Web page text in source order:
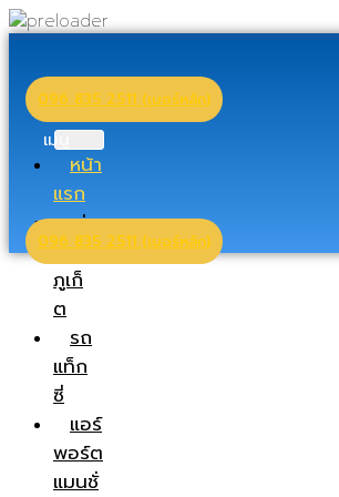
096 835 2511 (เบอร์หลัก)
เมนู
หน้า
แรก
เช่า
รถ
ภูเก็
ต
รถ
แท็ก
ซี่
แอร์
พอร์ต
แมนชั่
096 835 2511 (เบอร์หลัก)